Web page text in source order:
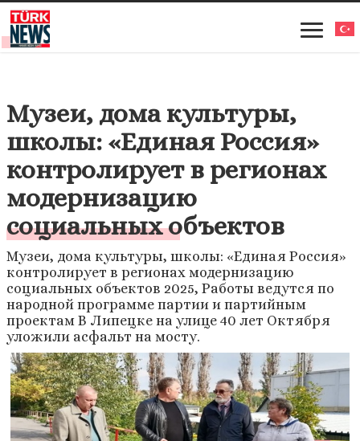
Музеи, дома культуры,
школы: «Единая Россия»
контролирует в регионах
модернизацию
социальных объектов
Музеи, дома культуры, школы: «Единая Россия»
контролирует в регионах модернизацию
социальных объектов 2025, Работы ведутся по
народной программе партии и партийным
проектам В Липецке на улице 40 лет Октября
уложили асфальт на мосту.